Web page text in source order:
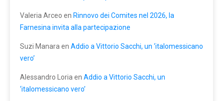
Valeria Arceo en Rinnovo dei Comites nel 2026, la
Farnesina invita alla partecipazione
Suzi Manara en Addio a Vittorio Sacchi, un ‘italomessicano
vero’
Alessandro Loria en Addio a Vittorio Sacchi, un
‘italomessicano vero’